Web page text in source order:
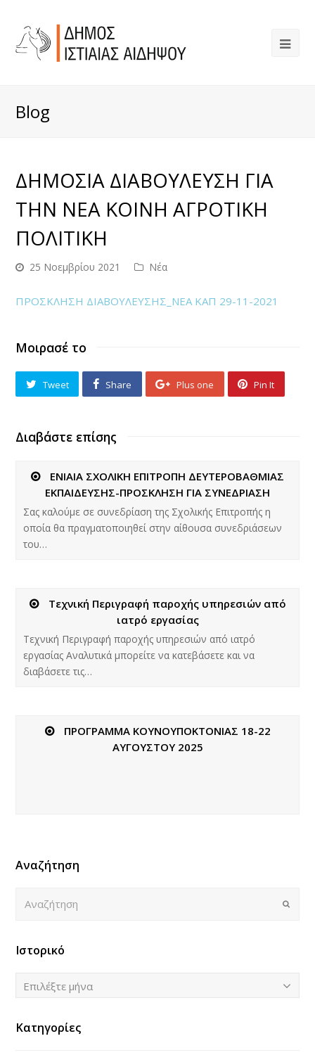
Blog
ΔΗΜΟΣΙΑ ΔΙΑΒΟΥΛΕΥΣΗ ΓΙΑ
ΤΗΝ ΝΕΑ ΚΟΙΝΗ ΑΓΡΟΤΙΚΗ
ΠΟΛΙΤΙΚΗ
25 Νοεμβρίου 2021 Νέα
ΠΡΟΣΚΛΗΣΗ ΔΙΑΒΟΥΛΕΥΣΗΣ_ΝΕΑ ΚΑΠ 29-11-2021
Μοιρασέ το
Tweet Share Plus one Pin It
Διαβάστε επίσης
ΕΝΙΑΙΑ ΣΧΟΛΙΚΗ ΕΠΙΤΡΟΠΗ ΔΕΥΤΕΡΟΒΑΘΜΙΑΣ
ΕΚΠΑΙΔΕΥΣΗΣ-ΠΡΟΣΚΛΗΣΗ ΓΙΑ ΣΥΝΕΔΡΙΑΣΗ
Σας καλούμε σε συνεδρίαση της Σχολικής Επιτροπής η
οποία θα πραγματοποιηθεί στην αίθουσα συνεδριάσεων
του…
Τεχνική Περιγραφή παροχής υπηρεσιών από
ιατρό εργασίας
Τεχνική Περιγραφή παροχής υπηρεσιών από ιατρό
εργασίας Αναλυτικά μπορείτε να κατεβάσετε και να
διαβάσετε τις…
ΠΡΟΓΡΑΜΜΑ ΚΟΥΝΟΥΠΟΚΤΟΝΙΑΣ 18-22
ΑΥΓΟΥΣΤΟΥ 2025
Αναζήτηση
Submit
Ιστορικό
Ιστορικό
Επιλέξτε μήνα
Κατηγορίες